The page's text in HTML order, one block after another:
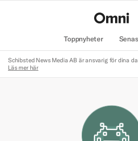
Toppnyheter
Schibsted News Media AB är ansvarig för dina
Läs mer här